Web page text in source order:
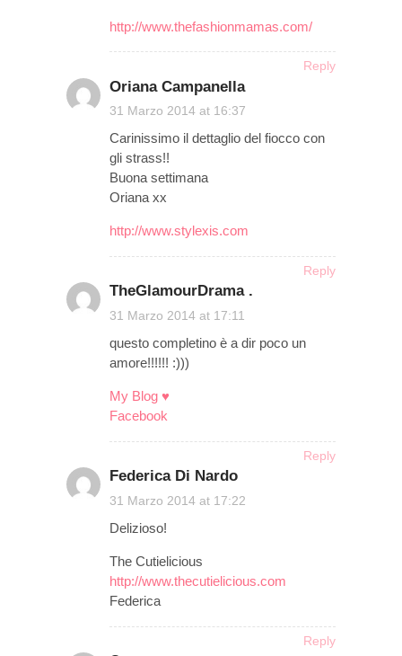
http://www.thefashionmamas.com/
Reply
Oriana Campanella
31 Marzo 2014 at 16:37
Carinissimo il dettaglio del fiocco con
gli strass!!
Buona settimana
Oriana xx
http://www.stylexis.com
Reply
TheGlamourDrama .
31 Marzo 2014 at 17:11
questo completino è a dir poco un
amore!!!!!! :)))
My Blog ♥
Facebook
Reply
Federica Di Nardo
31 Marzo 2014 at 17:22
Delizioso!
The Cutielicious
http://www.thecutielicious.com
Federica
Reply